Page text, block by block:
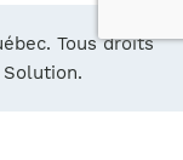
Tous droits
Solution.